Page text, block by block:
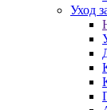
Уход